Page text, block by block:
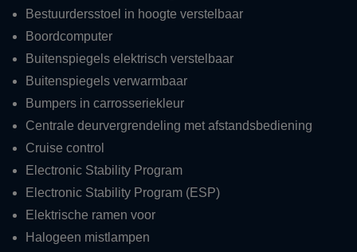
Bestuurdersstoel in hoogte verstelbaar
Boordcomputer
Buitenspiegels elektrisch verstelbaar
Buitenspiegels verwarmbaar
Bumpers in carrosseriekleur
Centrale deurvergrendeling met afstandsbediening
Cruise control
Electronic Stability Program
Electronic Stability Program (ESP)
Elektrische ramen voor
Halogeen mistlampen